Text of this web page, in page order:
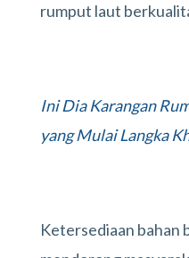
rumput laut
Ini Dia Karangan
yang Mulai Langka
Ketersediaan bahan